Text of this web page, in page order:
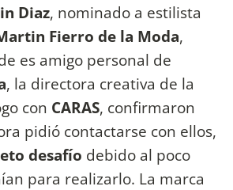
Diaz, nominado a estilista
Fierro de la Moda,
es amigo personal de
, la directora creativa de la
con CARAS, confirmaron
pidió contactarse con ellos,
desafío debido al poco
para realizarlo. La marca